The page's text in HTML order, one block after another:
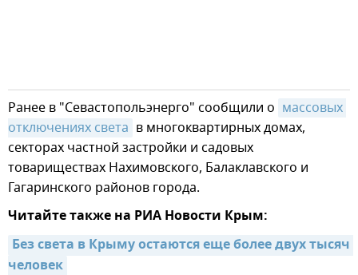
Ранее в "Севастопольэнерго" сообщили о массовых
отключениях света в многоквартирных домах,
секторах частной застройки и садовых
товариществах Нахимовского, Балаклавского и
Гагаринского районов города.
Читайте также на РИА Новости Крым:
Без света в Крыму остаются еще более двух тысяч
человек